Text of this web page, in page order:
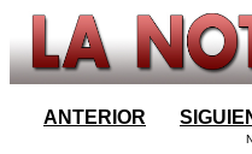
ANTERIOR